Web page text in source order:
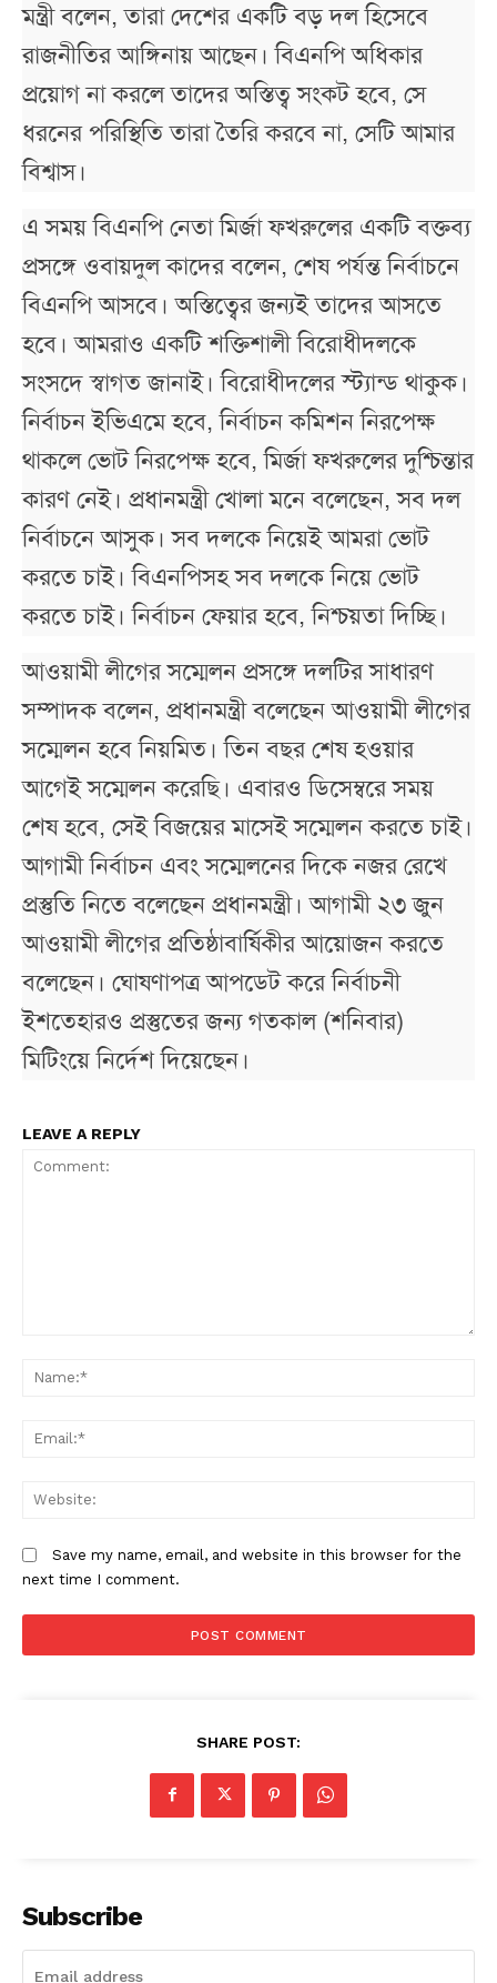
মন্ত্রী বলেন, তারা দেশের একটি বড় দল হিসেবে
রাজনীতির আঙ্গিনায় আছেন। বিএনপি অধিকার
প্রয়োগ না করলে তাদের অস্তিত্ব সংকট হবে, সে
ধরনের পরিস্থিতি তারা তৈরি করবে না, সেটি আমার
বিশ্বাস।
এ সময় বিএনপি নেতা মির্জা ফখরুলের একটি বক্তব্য
প্রসঙ্গে ওবায়দুল কাদের বলেন, শেষ পর্যন্ত নির্বাচনে
বিএনপি আসবে। অস্তিত্বের জন্যই তাদের আসতে
হবে। আমরাও একটি শক্তিশালী বিরোধীদলকে
সংসদে স্বাগত জানাই। বিরোধীদলের স্ট্যান্ড থাকুক।
নির্বাচন ইভিএমে হবে, নির্বাচন কমিশন নিরপেক্ষ
থাকলে ভোট নিরপেক্ষ হবে, মির্জা ফখরুলের দুশ্চিন্তার
কারণ নেই। প্রধানমন্ত্রী খোলা মনে বলেছেন, সব দল
নির্বাচনে আসুক। সব দলকে নিয়েই আমরা ভোট
করতে চাই। বিএনপিসহ সব দলকে নিয়ে ভোট
করতে চাই। নির্বাচন ফেয়ার হবে, নিশ্চয়তা দিচ্ছি।
আওয়ামী লীগের সম্মেলন প্রসঙ্গে দলটির সাধারণ
সম্পাদক বলেন, প্রধানমন্ত্রী বলেছেন আওয়ামী লীগের
সম্মেলন হবে নিয়মিত। তিন বছর শেষ হওয়ার
আগেই সম্মেলন করেছি। এবারও ডিসেম্বরে সময়
শেষ হবে, সেই বিজয়ের মাসেই সম্মেলন করতে চাই।
আগামী নির্বাচন এবং সম্মেলনের দিকে নজর রেখে
প্রস্তুতি নিতে বলেছেন প্রধানমন্ত্রী। আগামী ২৩ জুন
আওয়ামী লীগের প্রতিষ্ঠাবার্ষিকীর আয়োজন করতে
বলেছেন। ঘোষণাপত্র আপডেট করে নির্বাচনী
ইশতেহারও প্রস্তুতের জন্য গতকাল (শনিবার)
মিটিংয়ে নির্দেশ দিয়েছেন।
LEAVE A REPLY
Save my name, email, and website in this browser for the
next time I comment.
SHARE POST:
Subscribe